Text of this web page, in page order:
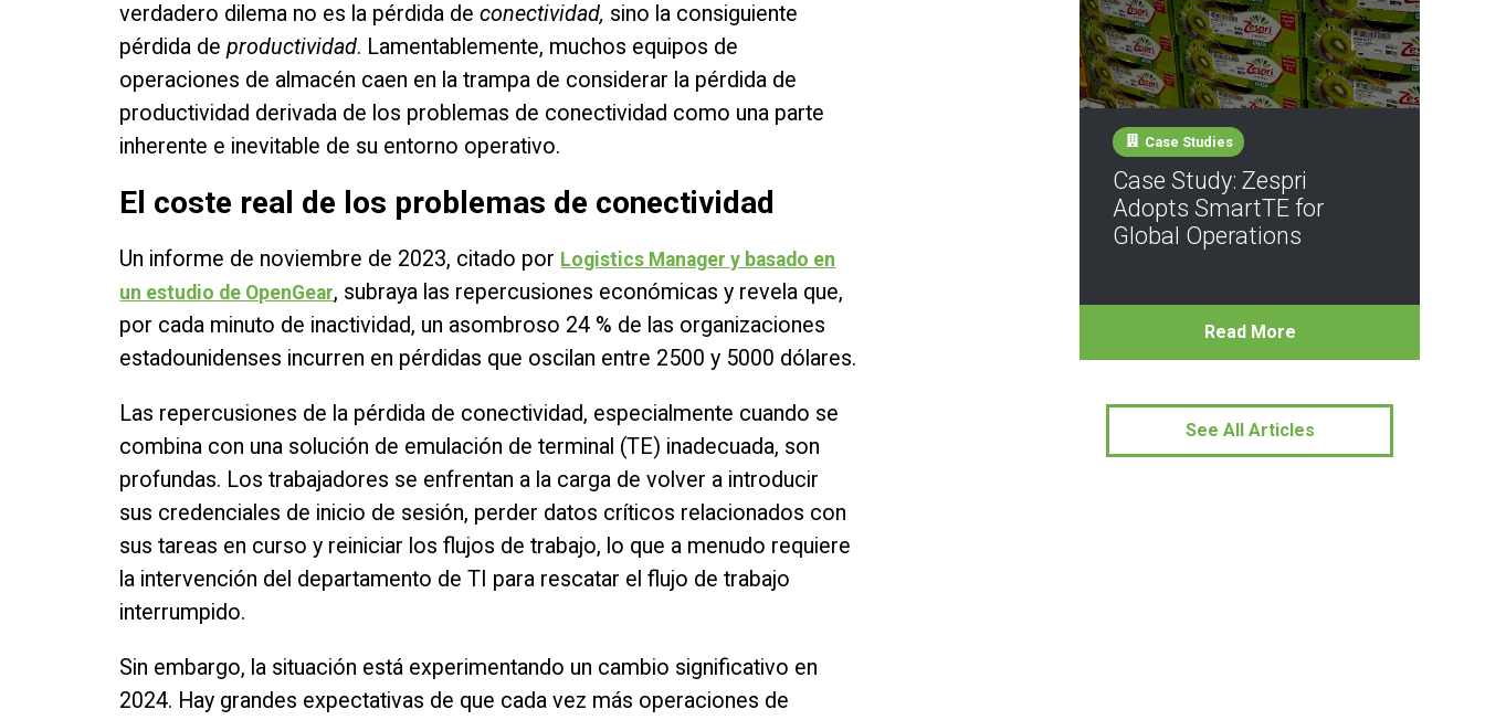
verdadero dilema no es la pérdida deconectividad, sino la consiguiente
pérdida deproductividad. Lamentablemente, muchos equipos de
operaciones de almacén caen en la trampa de considerar la pérdida de
productividad derivada de los problemas de conectividad como una parte
inherente e inevitable de su entorno operativo.
El coste real de los problemas de conectividad
Un informe de noviembre de 2023, citado por Logistics Manager y basado en
un estudio de OpenGear, subraya las repercusiones económicas y revela que,
por cada minuto de inactividad, un asombroso 24 % de las organizaciones
estadounidenses incurren en pérdidas que oscilan entre 2500 y 5000 dólares.
Las repercusiones de la pérdida de conectividad, especialmente cuando se
combina con una solución de emulación de terminal (TE) inadecuada, son
profundas. Los trabajadores se enfrentan a la carga de volver a introducir
sus credenciales de inicio de sesión, perder datos críticos relacionados con
sus tareas en curso y reiniciar los flujos de trabajo, lo que a menudo requiere
la intervención del departamento de TI para rescatar el flujo de trabajo
interrumpido.
Sin embargo, la situación está experimentando un cambio significativo en
2024. Hay grandes expectativas de que cada vez más operaciones de
Case Studies
Case Study: Zespri
Adopts SmartTE for
Global Operations
Read More
See All Articles